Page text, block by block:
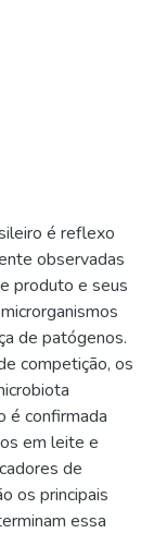
é reflexo
observadas
produto e seus
de patógenos.
competição, os
é confirmada
em leite e
de
os principais
essa